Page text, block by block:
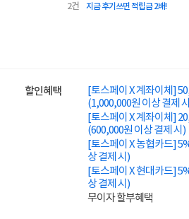
2건 지금 후기쓰면 적립금 2배!
할인혜택
[토스페이 X 계좌이체]
(1,000,000원 이상 결제
[토스페이 X 계좌이체]
(600,000원 이상 결제 시)
[토스페이 X 농협카드]
상 결제 시)
[토스페이 X 현대카드]
상 결제 시)
무이자 할부혜택